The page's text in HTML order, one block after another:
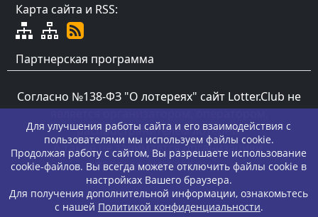
Карта сайта и RSS:
Партнерская программа
Согласно №138-ФЗ "О лотереях" сайт Lotter.Club не
является организатором, оператором,
распространителем лотерей.
А также не занимается организацией,
проведением лотерей.
возростные ограничения 18+
Для улучшения работы сайта и его взаимодействия с
пользователями мы используем файлы cookie.
Продолжая работу с сайтом, Вы разрешаете использование
cookie-файлов. Вы всегда можете отключить файлы cookie в
настройках Вашего браузера.
Для получения дополнительной информации, ознакомьтесь
с нашей Политикой конфиденциальности.